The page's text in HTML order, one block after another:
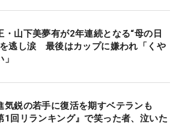
・山下美夢有が2年連続となる“母の日
を逃し涙 最後はカップに嫌われ「くや
」
気鋭の若手に復活を期すベテランも
1回リランキング』で笑った者、泣いた